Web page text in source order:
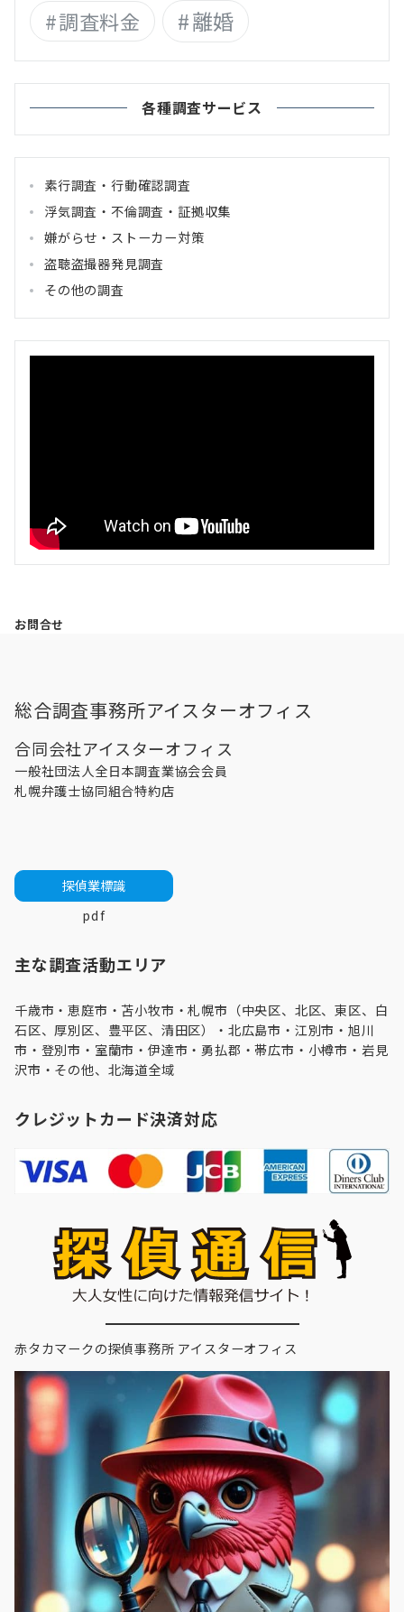
調査料金 離婚
各種調査サービス
素行調査・行動確認調査
浮気調査・不倫調査・証拠収集
嫌がらせ・ストーカー対策
盗聴盗撮器発見調査
その他の調査
お問合せ
総合調査事務所アイスターオフィス
合同会社アイスターオフィス
一般社団法人全日本調査業協会会員
札幌弁護士協同組合特約店
探偵業標識
pdf
主な調査活動エリア
千歳市・恵庭市 ・ 苫小牧市 ・札幌市（中央区、北区、東区、白
石区、厚別区、豊平区、清田区）
・ 北広島市 ・ 江別市 ・旭川
市 ・登別市・ 室蘭市 ・伊達市・勇払郡・帯広市・ 小樽市 ・ 岩見
沢市 ・その他、北海道全域
クレジットカード決済対応
赤タカマークの探偵事務所 アイスターオフィス